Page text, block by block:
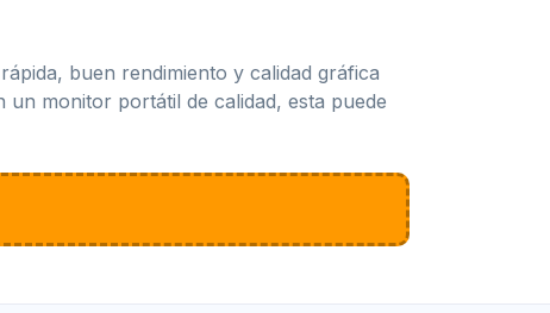
buen rendimiento y calidad gráfica
monitor portátil de calidad, esta puede